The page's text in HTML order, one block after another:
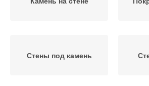
Стены под камень